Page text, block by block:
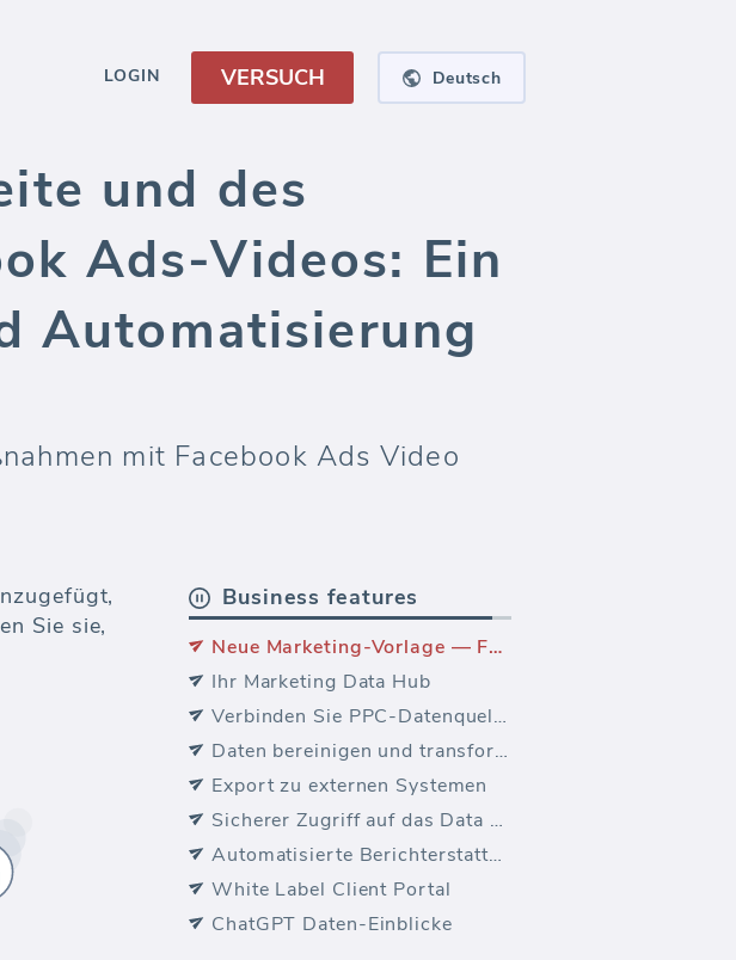
LOGIN VERSUCH Deutsch
und des
Ads-Videos: Ein
Automatisierung
mit Facebook Ads Video
bis hin
Business features
Neue Marketing-Vorlage — Facebook Ads Video
Ihr Marketing Data Hub
Verbinden Sie PPC-Datenquellen
Daten bereinigen und transformieren
Export zu externen Systemen
Sicherer Zugriff auf das Data Warehouse
Automatisierte Berichterstattung
White Label Client Portal
ChatGPT Daten-Einblicke